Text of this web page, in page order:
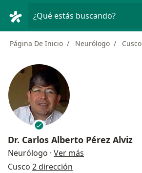
¿Qué estás buscando?
Página De Inicio Neurólogo Cusco
Dr. Carlos Alberto Pérez Alviz
Neurólogo · Ver más
Cusco 2 dirección